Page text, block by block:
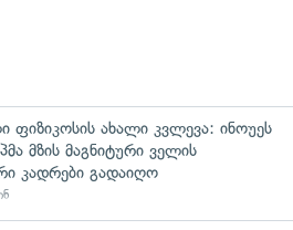
ფიზიკოსის ახალი კვლევა: ინოუეს
მზის მაგნიტური ველის
კადრები გადაიღო